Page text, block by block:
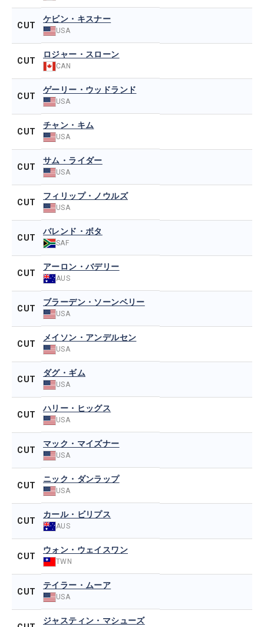
CUT
ケビン・キスナー
USA
CUT
ロジャー・スローン
CAN
CUT
ゲーリー・ウッドランド
USA
CUT
チャン・キム
USA
CUT
サム・ライダー
USA
CUT
フィリップ・ノウルズ
USA
CUT
バレンド・ボタ
SAF
CUT
アーロン・バデリー
AUS
CUT
ブラーデン・ソーンベリー
USA
CUT
メイソン・アンデルセン
USA
CUT
ダグ・ギム
USA
CUT
ハリー・ヒッグス
USA
CUT
マック・マイズナー
USA
CUT
ニック・ダンラップ
USA
CUT
カール・ビリプス
AUS
CUT
ウォン・ウェイスワン
TWN
CUT
テイラー・ムーア
USA
ジャスティン・マシューズ